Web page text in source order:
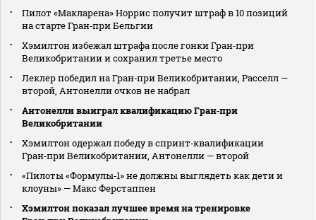
Пилот «Макларена» Норрис получит штраф в 10 позиций
на старте Гран‑при Бельгии
Хэмилтон избежал штрафа после гонки Гран‑при
Великобритании и сохранил третье место
Леклер победил на Гран‑при Великобритании, Расселл —
второй, Антонелли очков не набрал
Антонелли выиграл квалификацию Гран‑при
Великобритании
Хэмилтон одержал победу в спринт‑квалификации
Гран‑при Великобритании, Антонелли — второй
«Пилоты «Формулы‑1» не должны выглядеть как дети и
клоуны» — Макс Ферстаппен
Хэмилтон показал лучшее время на тренировке